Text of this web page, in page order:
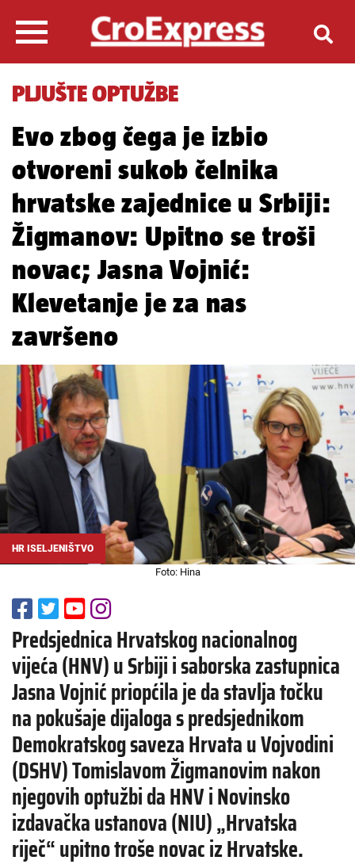
PLJUŠTE OPTUŽBE
Evo zbog čega je izbio
otvoreni sukob čelnika
hrvatske zajednice u Srbiji:
Žigmanov: Upitno se troši
novac; Jasna Vojnić:
Klevetanje je za nas
završeno
HR ISELJENIŠTVO
Foto: Hina
Predsjednica Hrvatskog nacionalnog
vijeća (HNV) u Srbiji i saborska zastupnica
Jasna Vojnić priopćila je da stavlja točku
na pokušaje dijaloga s predsjednikom
Demokratskog saveza Hrvata u Vojvodini
(DSHV) Tomislavom Žigmanovim nakon
njegovih optužbi da HNV i Novinsko
izdavačka ustanova (NIU) „Hrvatska
riječ“ upitno troše novac iz Hrvatske.